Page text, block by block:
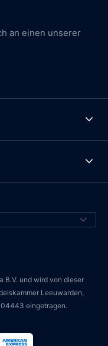
an einen unserer
B.V. und wird von dieser
Leeuwarden,
eingetragen.